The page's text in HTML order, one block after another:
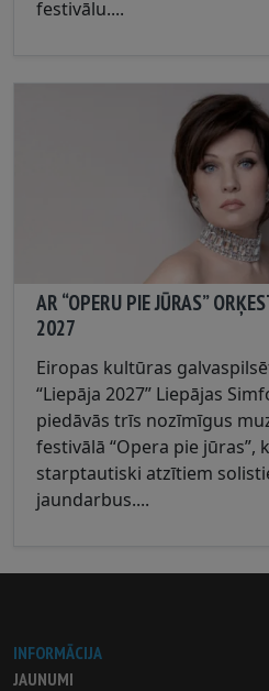
festivālu....
AR “OPERU PIE JŪRAS”
2027
Eiropas kultūras
“Liepāja 2027” Liepājas
piedāvās trīs nozīmīgus
festivālā “Opera pie jūras”,
starptautiski atzītiem
jaundarbus....
INFORMĀCIJA
JAUNUMI